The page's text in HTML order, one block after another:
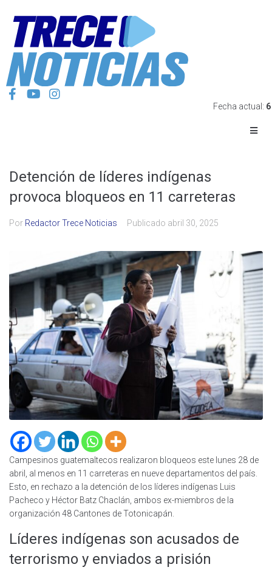
Fecha actual:
Detención de líderes indígenas
provoca bloqueos en 11 carreteras
Por Redactor Trece Noticias Publicado abril 30, 2025
Campesinos guatemaltecos realizaron bloqueos este lunes 28 de
abril, al menos en 11 carreteras en nueve departamentos del país.
Esto, en rechazo a la detención de los líderes indígenas Luis
Pacheco y Héctor Batz Chaclán, ambos ex-miembros de la
organización 48 Cantones de Totonicapán.
Líderes indígenas son acusados de
terrorismo y enviados a prisión